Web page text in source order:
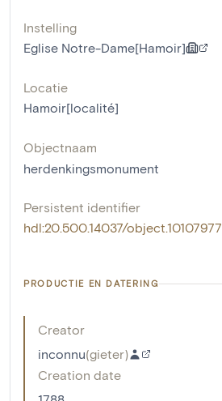
Instelling
Eglise Notre-Dame[Hamoir]
Locatie
Hamoir[localité]
Objectnaam
herdenkingsmonument
Persistent identifier
hdl:20.500.14037/object.10107977
PRODUCTIE EN DATERING
Creator
inconnu(gieter)
Creation date